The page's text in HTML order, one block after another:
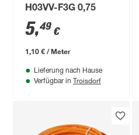
H03VV-F3G 0,75
5,49 €
1,10 € / Meter
Lieferung nach Hause
Verfügbar in Troisdorf